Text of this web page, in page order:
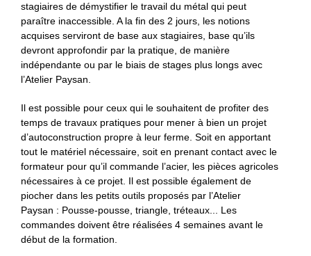
stagiaires de démystifier le travail du métal qui peut
paraître inaccessible. A la fin des 2 jours, les notions
acquises serviront de base aux stagiaires, base qu’ils
devront approfondir par la pratique, de manière
indépendante ou par le biais de stages plus longs avec
l’Atelier Paysan.
Il est possible pour ceux qui le souhaitent de profiter des
temps de travaux pratiques pour mener à bien un projet
d’autoconstruction propre à leur ferme. Soit en apportant
tout le matériel nécessaire, soit en prenant contact avec le
formateur pour qu’il commande l’acier, les pièces agricoles
nécessaires à ce projet. Il est possible également de
piocher dans les petits outils proposés par l’Atelier
Paysan : Pousse-pousse, triangle, tréteaux... Les
commandes doivent être réalisées 4 semaines avant le
début de la formation.